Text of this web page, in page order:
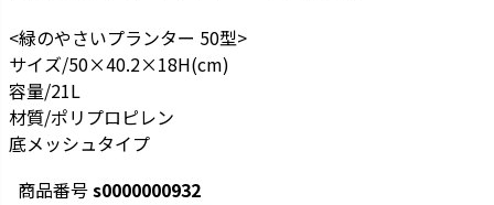
<緑のやさいプランター 50型>
サイズ/50×40.2×18H(cm)
容量/21L
材質/ポリプロピレン
底メッシュタイプ
商品番号s0000000932